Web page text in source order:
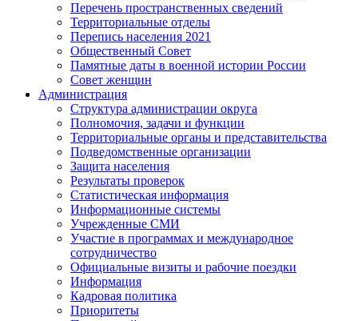
Перечень пространственных сведений
Территориальные отделы
Перепись населения 2021
Общественный Совет
Памятные даты в военной истории России
Совет женщин
Администрация
Структура администрации округа
Полномочия, задачи и функции
Территориальные органы и представительства
Подведомственные организации
Защита населения
Результаты проверок
Статистическая информация
Информационные системы
Учрежденные СМИ
Участие в программах и международное
сотрудничество
Официальные визиты и рабочие поездки
Информация
Кадровая политика
Приоритеты